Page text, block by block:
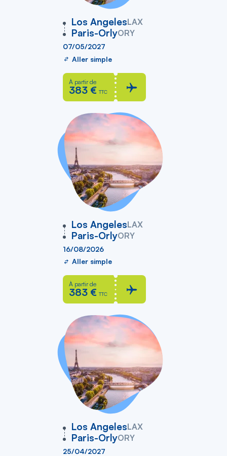
Los AngelesLAX
vers
Paris-OrlyORY
07/05/2027
Aller simple
À partir de
383 € TTC
Los AngelesLAX
vers
Paris-OrlyORY
16/08/2026
Aller simple
À partir de
383 € TTC
Los AngelesLAX
vers
Paris-OrlyORY
25/04/2027